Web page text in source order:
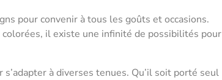
pour convenir à tous les goûts et occasions.
il existe une infinité de possibilités pour
à diverses tenues. Qu’il soit porté seul